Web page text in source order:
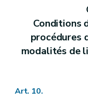
Conditions
procédures
modalités de
Art. 10.